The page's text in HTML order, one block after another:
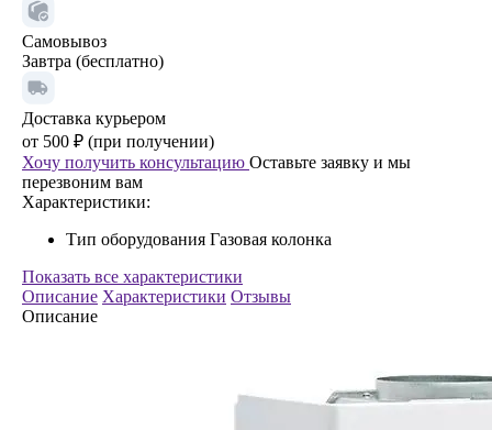
Самовывоз
Завтра (бесплатно)
Доставка курьером
от 500 ₽ (при получении)
Хочу получить консультацию Оставьте заявку и мы
перезвоним вам
Характеристики:
Тип оборудования Газовая колонка
Показать все характеристики
Описание Характеристики Отзывы
Описание